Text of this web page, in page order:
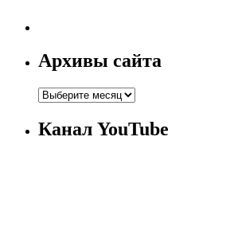
Архивы сайта
Канал YouTube